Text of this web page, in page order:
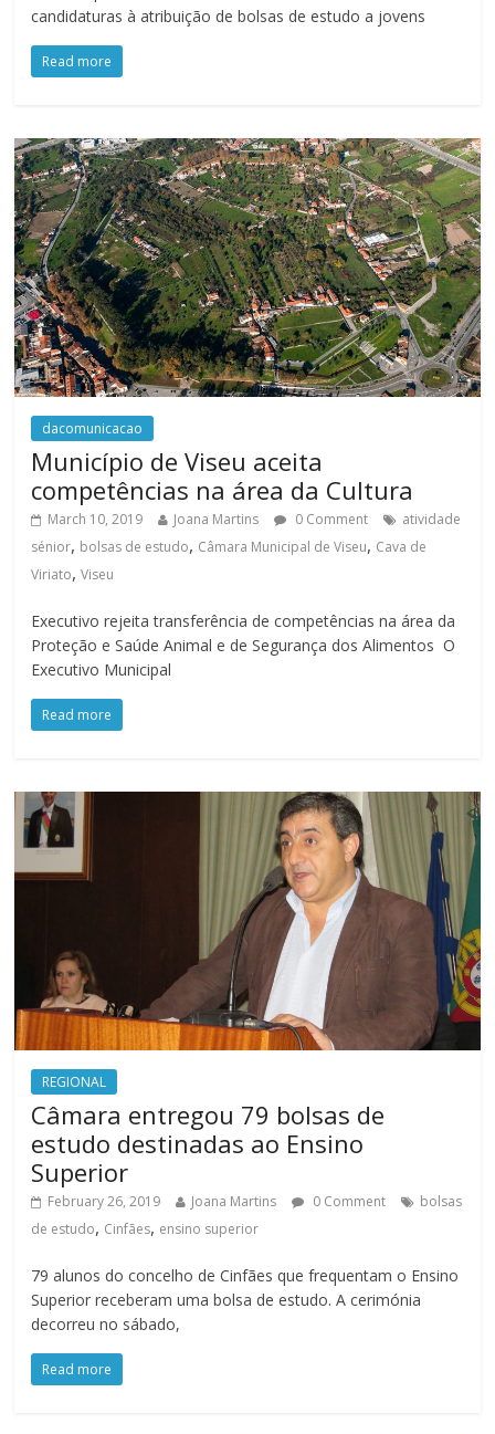
candidaturas à atribuição de bolsas de estudo a jovens
Read more
dacomunicacao
Município de Viseu aceita
competências na área da Cultura
March 10, 2019 Joana Martins 0 Comment
atividade
sénior, bolsas de estudo, Câmara Municipal de Viseu, Cava de
Viriato,Viseu
Executivo rejeita transferência de competências na área da
Proteção e Saúde Animal e de Segurança dos Alimentos O
Executivo Municipal
Read more
REGIONAL
Câmara entregou 79 bolsas de
estudo destinadas ao Ensino
Superior
February 26, 2019 Joana Martins 0 Comment
bolsas
de estudo, Cinfães, ensino superior
79 alunos do concelho de Cinfães que frequentam o Ensino
Superior receberam uma bolsa de estudo. A cerimónia
decorreu no sábado,
Read more